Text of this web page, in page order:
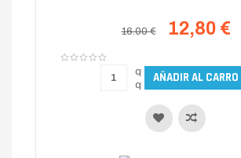
16.00 € 12,80 €